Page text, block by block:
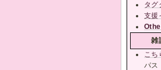
タグ
支援
雑
こち
パス